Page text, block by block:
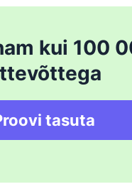
kui 100
tasuta